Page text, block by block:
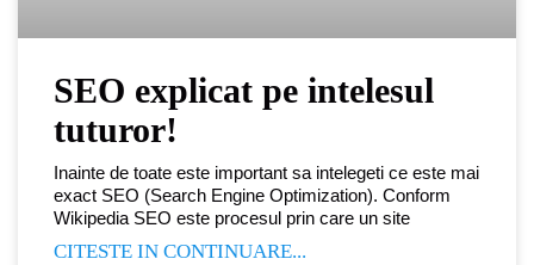
SEO explicat pe intelesul
tuturor!
Inainte de toate este important sa intelegeti ce este mai
exact SEO (Search Engine Optimization). Conform
Wikipedia SEO este procesul prin care un site
CITESTE IN CONTINUARE...